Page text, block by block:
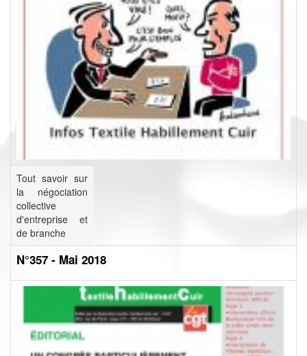
Tout savoir sur
la négociation
collective
d'entreprise et
de branche
N°357 - Mai 2018